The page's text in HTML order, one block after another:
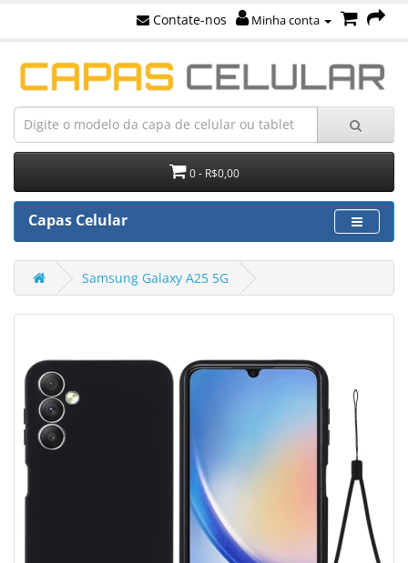
Contate-nos Minha conta
0 - R$0,00
Capas Celular
Samsung Galaxy A25 5G